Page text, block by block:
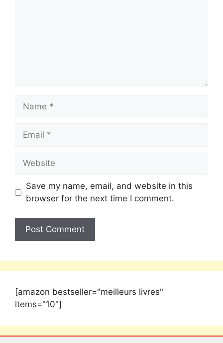
Save my name, email, and website in this
browser for the next time I comment.
[amazon bestseller="meilleurs livres"
items="10"]